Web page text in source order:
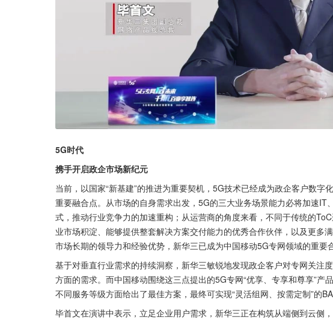
5G时代
携手开启政企市场新纪元
当前，以国家“新基建”的推进为重要契机，5G技术已经成为政企客户数字
重要融合点。从市场的自身需求出发，5G的三大业务场景能力必将加速IT
式，推动行业竞争力的加速重构；从运营商的角度来看，不同于传统的
业市场积淀、能够提供整套解决方案交付能力的优秀合作伙伴，以及更多
市场长期的领导力和经验优势，新华三已成为中国移动5G专网领域的重要
基于对垂直行业需求的持续洞察，新华三敏锐地发现政企客户对专网关注
方面的需求。而中国移动围绕这三点提出的5G专网“优享、专享和尊享”
不同服务等级方面给出了最佳方案，最终可实现“灵活组网、按需定制”的
毕首文在演讲中表示，立足企业用户需求，新华三正在构筑从端侧到云侧